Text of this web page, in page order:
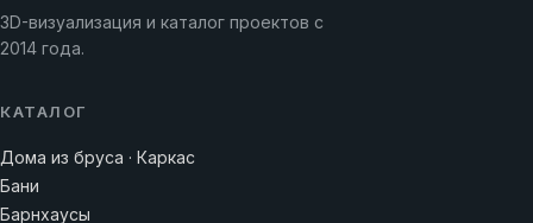
3D-визуализация и каталог проектов с
2014 года.
КАТАЛОГ
Дома из бруса · Каркас
Бани
Барнхаусы